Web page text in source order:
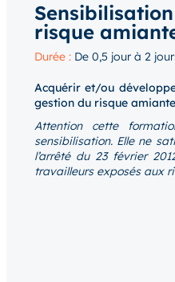
risque
Durée : De 0,5 jour à 2
Acquérir et/ou
gestion du risque amiante
Attention cette
sensibilisation. Elle ne
l’arrêté du 23 février
travailleurs exposés aux